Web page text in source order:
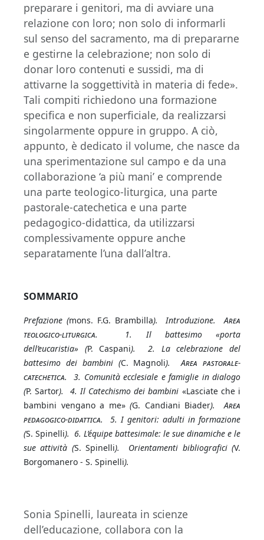
preparare i genitori, ma di avviare una
relazione con loro; non solo di informarli
sul senso del sacramento, ma di prepararne
e gestirne la celebrazione; non solo di
donar loro contenuti e sussidi, ma di
attivarne la soggettività in materia di fede».
Tali compiti richiedono una formazione
specifica e non superficiale, da realizzarsi
singolarmente oppure in gruppo. A ciò,
appunto, è dedicato il volume, che nasce da
una sperimentazione sul campo e da una
collaborazione ‘a più mani’ e comprende
una parte teologico-liturgica, una parte
pastorale-catechetica e una parte
pedagogico-didattica, da utilizzarsi
complessivamente oppure anche
separatamente l’una dall’altra.
SOMMARIO
Prefazione (mons. F.G. Brambilla). Introduzione.Area
teologico-liturgica.
1. Il battesimo «porta
dell’eucaristia» (P. Caspani). 2. La celebrazione del
battesimo dei bambini (C. Magnoli).Area pastorale-
catechetica.
3. Comunità ecclesiale e famiglie in dialogo
(P. Sartor). 4. Il Catechismo dei bambini «Lasciate che i
bambini vengano a me» (G. Candiani Biader).Area
pedagogico-didattica.
5. I genitori: adulti in formazione
(S. Spinelli). 6. L’équipe battesimale: le sue dinamiche e le
sue attività (S. Spinelli). Orientamenti bibliografici (V.
Borgomanero - S. Spinelli).
Sonia Spinelli, laureata in scienze
dell’educazione, collabora con la